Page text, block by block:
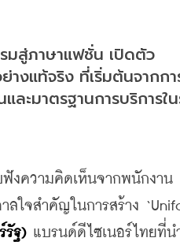
สู่ภาษาแฟชั่น เปิดตัว
างแท้จริง ที่เริ่มต้นจากก
ละมาตรฐานการบริการใ
งความคิดเห็นจากพนักงาน
ลใจสำคัญในการสร้าง
รัฐ) แบรนด์ดีไซเนอร์ไทยที่น